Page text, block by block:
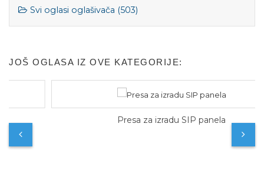
Svi oglasi oglašivača (503)
JOŠ OGLASA IZ OVE KATEGORIJE:
Presa za izradu SIP panela